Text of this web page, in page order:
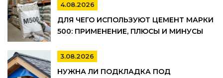
4.08.2026
ДЛЯ ЧЕГО ИСПОЛЬЗУЮТ ЦЕМЕНТ МАРКИ
500: ПРИМЕНЕНИЕ, ПЛЮСЫ И МИНУСЫ
3.08.2026
НУЖНА ЛИ ПОДКЛАДКА ПОД